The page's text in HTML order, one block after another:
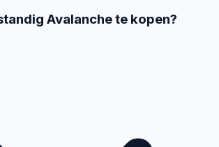
Avalanche te kopen?